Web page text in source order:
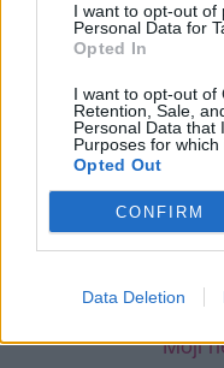
I want to opt-out of
Personal Data for
Opted In
I want to opt-out of
Retention, Sale,
Personal Data that
Purposes for which
Opted Out
CONFIRM
Data Deletion
Poslední
Moji